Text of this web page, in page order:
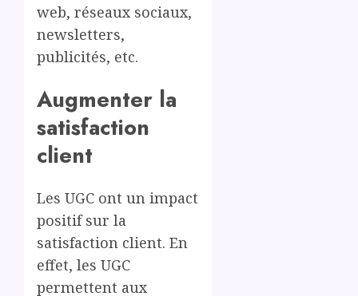
web, réseaux sociaux,
newsletters,
publicités, etc.
Augmenter la
satisfaction
client
Les UGC ont un impact
positif sur la
satisfaction client. En
effet, les UGC
permettent aux